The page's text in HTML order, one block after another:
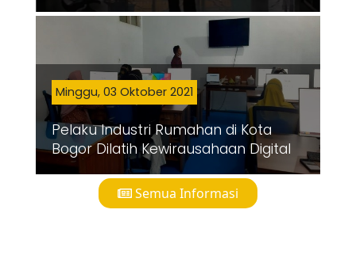
Minggu, 03 Oktober 2021
Pelaku Industri Rumahan di Kota
Bogor Dilatih Kewirausahaan Digital
Semua Informasi